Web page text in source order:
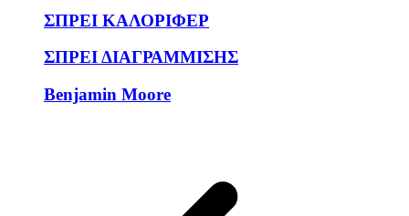
ΣΠΡΕΙ ΚΑΛΟΡΙΦΕΡ
ΣΠΡΕΙ ΔΙΑΓΡΑΜΜΙΣΗΣ
Benjamin Moore